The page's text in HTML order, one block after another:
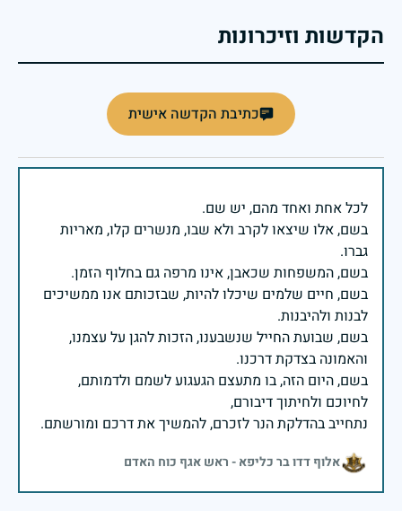
הקדשות וזיכרונות
כתיבת הקדשה אישית
בשם, אלו שיצאו לקרב ולא שבו, מנשרים קלו, מאריות
בשם, חיים שלמים שיכלו להיות, שבזכותם אנו ממשיכים
בשם, שבועת החייל שנשבענו, הזכות להגן על עצמנו,
בשם, היום הזה, בו מתעצם הגעגוע לשמם ולדמותם,
נתחייב בהדלקת הנר לזכרם, להמשיך את דרכם ומורשתם.
אלוף דדו בר כליפא - ראש אגף כוח האדם